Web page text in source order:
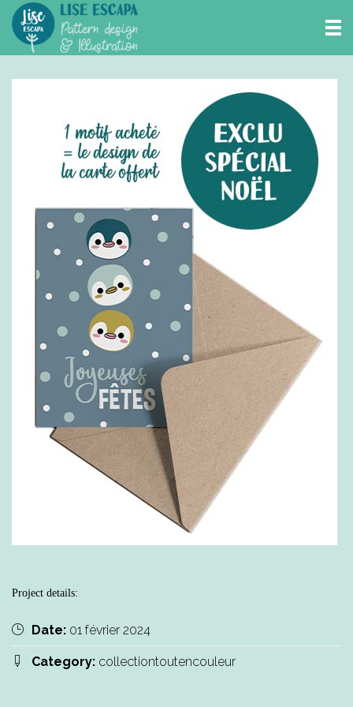
Project details:
Date: 01 février 2024
Category: collectiontoutencouleur